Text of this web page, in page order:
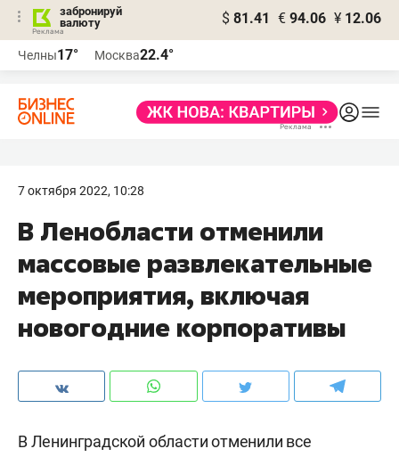
забронируй
валюту
$ 81.41 € 94.06 ¥ 12.06
Челны17° Москва22.4°
7 октября 2022, 10:28
В Ленобласти отменили
массовые развлекательные
мероприятия, включая
новогодние корпоративы
В Ленинградской области отменили все